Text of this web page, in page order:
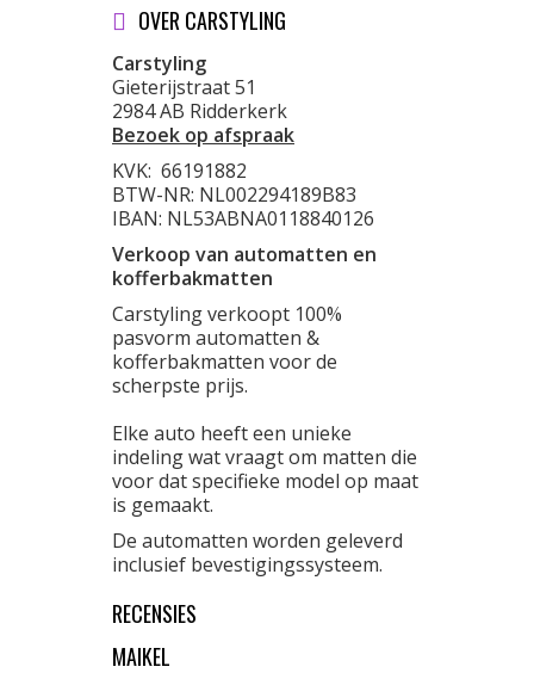
OVER CARSTYLING
Carstyling
Gieterijstraat 51
2984 AB Ridderkerk
Bezoek op afspraak
KVK: 66191882
BTW-NR: NL002294189B83
IBAN: NL53ABNA0118840126
Verkoop van automatten en
kofferbakmatten
Carstyling verkoopt 100%
pasvorm automatten &
kofferbakmatten voor de
scherpste prijs.
Elke auto heeft een unieke
indeling wat vraagt om matten die
voor dat specifieke model op maat
is gemaakt.
De automatten worden geleverd
inclusief bevestigingssysteem.
RECENSIES
MAIKEL